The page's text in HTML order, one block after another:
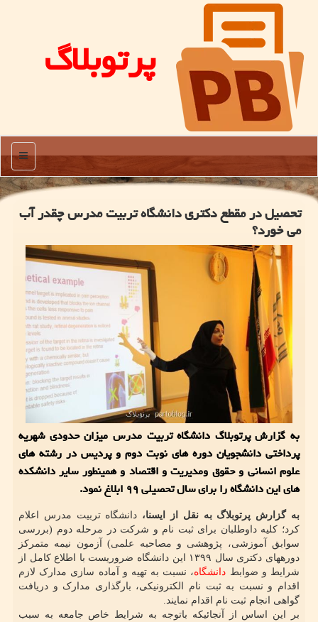
پرتوبلاگ
منو
تحصیل در مقطع دكتری دانشگاه تربیت مدرس چقدر آب
می خورد؟
به گزارش پرتوبلاگ دانشگاه تربیت مدرس میزان حدودی شهریه
پرداختی دانشجویان دوره های نوبت دوم و پردیس در رشته های
علوم انسانی و حقوق ومدیریت و اقتصاد و همینطور سایر دانشكده
های این دانشگاه را برای سال تحصیلی ۹۹ ابلاغ نمود.
به گزارش پرتوبلاگ به نقل از ایسنا، دانشگاه تربیت مدرس اعلام
کرد؛ کلیه داوطلبان برای ثبت نام و شرکت در مرحله دوم (بررسی
سوابق آموزشی، پژوهشی و مصاحبه علمی) آزمون نیمه متمرکز
دورههای دکتری سال ۱۳۹۹ این دانشگاه ضروریست با اطلاع کامل از
شرایط و ضوابط دانشگاه، نسبت به تهیه و آماده سازی مدارک لازم
اقدام و نسبت به ثبت نام الکترونیکی، بارگذاری مدارک و دریافت
گواهی انجام ثبت نام اقدام نمایند.
بر این اساس از آنجائیکه باتوجه به شرایط خاص جامعه به سبب